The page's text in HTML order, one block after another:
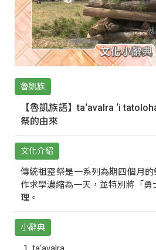
魯凱族
【魯凱族語】ta‘avalra ‘i
祭的由來
文化介紹
傳統祖靈祭是一系列為期四個月
作求學濃縮為一天，並特別將「勇
理。
小辭典